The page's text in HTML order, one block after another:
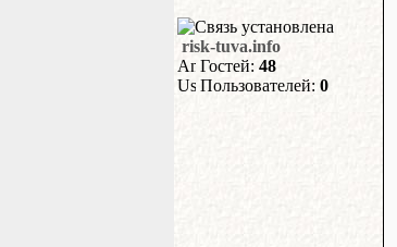
risk-tuva.info
Гостей: 48
Пользователей: 0